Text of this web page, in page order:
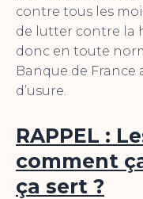
contre tous les
de lutter contre la
donc en toute
Banque de France
d’usure.
RAPPEL :
comment
ça sert ?